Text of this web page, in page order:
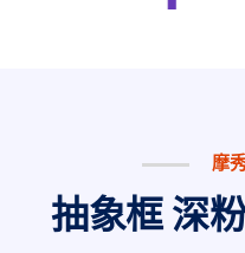
摩
抽象框 深